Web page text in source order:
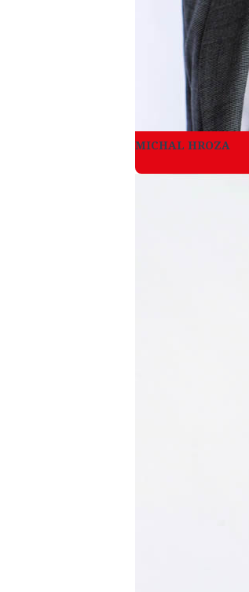
MICHAL HROZA